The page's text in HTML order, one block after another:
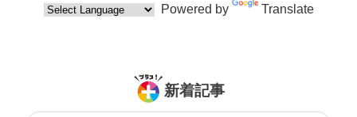
Powered by Translate
新着記事